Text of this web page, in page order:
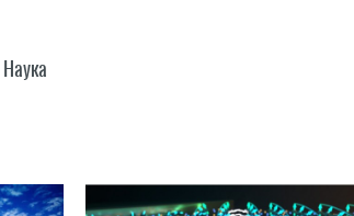
Наука